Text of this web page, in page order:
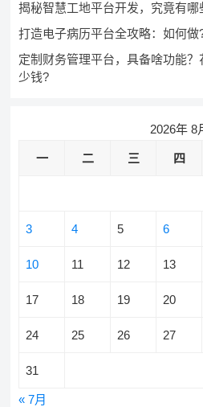
揭秘智慧工地平台开发，究竟有哪
打造电子病历平台全攻略：如何做
定制财务管理平台，具备啥功能
少钱?
2026年 8
一 二 三 四
3 4 5 6
10 11 12 13
17 18 19 20
24 25 26 27
31
« 7月